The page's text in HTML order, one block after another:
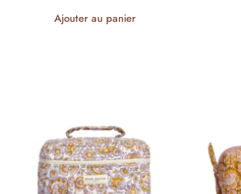
Ajouter au panier